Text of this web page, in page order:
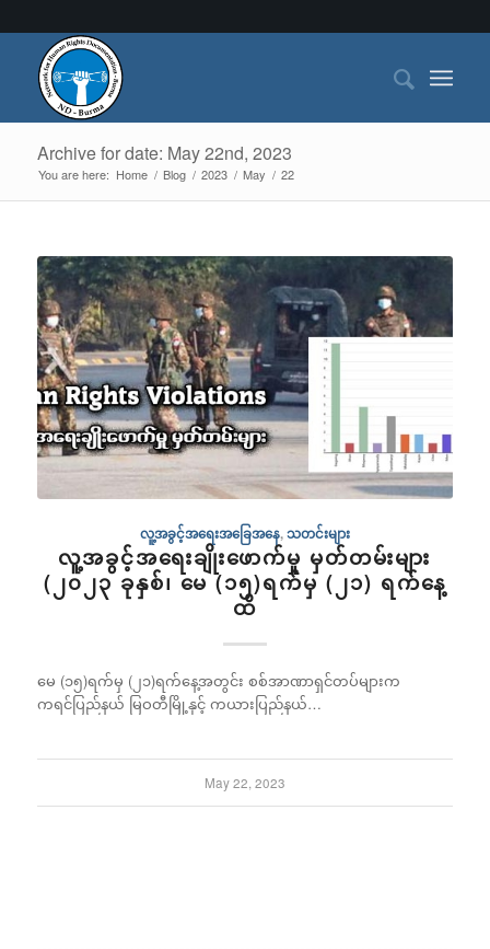
Archive for date: May 22nd, 2023
You are here: Home / Blog / 2023 / May / 22
လူ့အခွင့်အရေးအခြေအနေ,သတင်းများ
လူ့အခွင့်အရေးချိုးဖောက်မှု မှတ်တမ်းများ
(၂၀၂၃ ခုနှစ်၊ မေ (၁၅)ရက်မှ (၂၁) ရက်နေ့
ထိ
မေ (၁၅)ရက်မှ (၂၁)ရက်နေ့အတွင်း စစ်အာဏာရှင်တပ်များက
ကရင်ပြည်နယ် မြဝတီမြို့နှင့် ကယားပြည်နယ်…
May 22, 2023